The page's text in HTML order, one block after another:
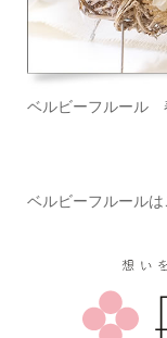
ベルビーフルール
ベルビーフルールは